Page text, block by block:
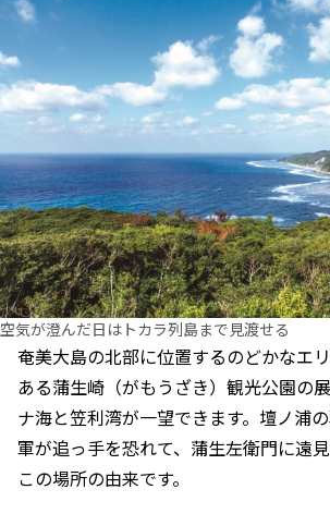
空気が澄んだ日はトカラ列島まで見渡せる
奄美大島の北部に位置するのどかなエ
ある蒲生崎（がもうざき）観光公園の
ナ海と笠利湾が一望できます。壇ノ浦
軍が追っ手を恐れて、蒲生左衛門に遠
この場所の由来です。